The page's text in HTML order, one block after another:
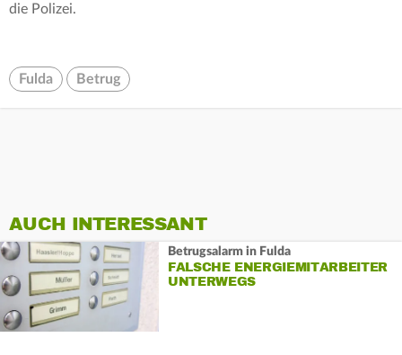
die Polizei.
Fulda Betrug
AUCH INTERESSANT
Betrugsalarm in Fulda
FALSCHE ENERGIEMITARBEITER
UNTERWEGS